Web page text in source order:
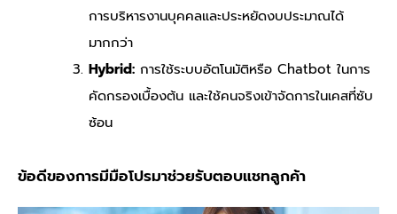
การบริหารงานบุคคลและประหยัดงบประมาณได้
มากกว่า
Hybrid: การใช้ระบบอัตโนมัติหรือ Chatbot ในการ
คัดกรองเบื้องต้น และใช้คนจริงเข้าจัดการในเคสที่ซับ
ซ้อน
ข้อดีของการมีมือโปรมาช่วยรับตอบแชทลูกค้า